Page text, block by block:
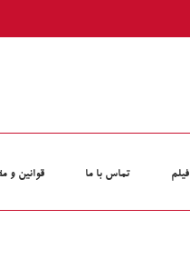
فیلم تماس با ما قوانین و